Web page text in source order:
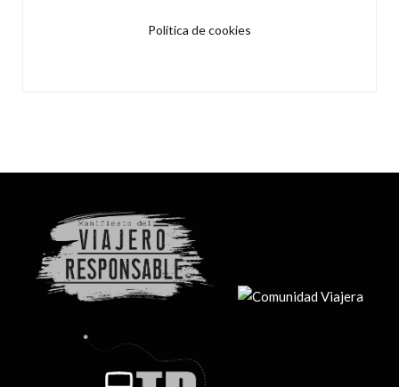
Política de cookies